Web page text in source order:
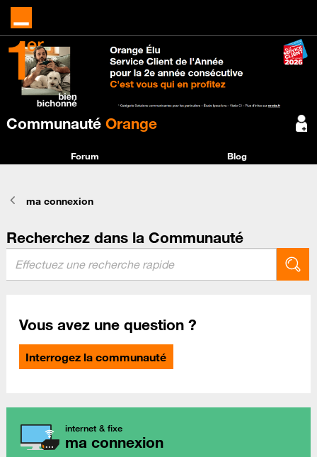
Communauté Orange
Forum Blog
ma connexion
Recherchez dans la Communauté
Vous avez une question ?
Interrogez la communauté
internet & fixe
ma connexion